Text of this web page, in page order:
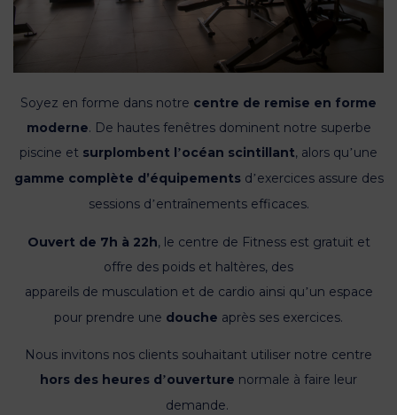
Soyez en forme dans notre centre de remise en forme
moderne. De hautes fenêtres dominent notre superbe
piscine et surplombent l ’océan scintillant, alors qu’ une
gamme compl ète d’équipementsd ’ exercices assure des
sessions d ’ entraînements efficaces.
Ouvert de 7h à 22h, le centre de Fitness est gratuit et
offre des poids et haltères, des
appareils de musculation et de cardio ainsi qu’ un espace
pour prendre une douche après ses exercices.
Nous invitons nos clients souhaitant utiliser notre centre
hors des heures d ’ouverture normale à faire leur
demande.